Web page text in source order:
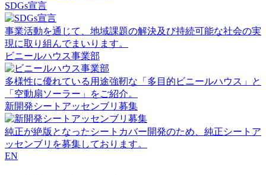
SDGs宣言
事業活動を通じて、地域課題の解決及び持続可能な社会の実
現に取り組んでまいります。
ビニールハウス事業部
多様性に優れている用途強靭な「多目的ビニールハウス」と
「空動扇ソーラー」をご紹介。
新開発シートアッセンブリ募集
純正が絶版となったシートカバー開発のため、純正シートア
ッセンブリを募集しております。
EN